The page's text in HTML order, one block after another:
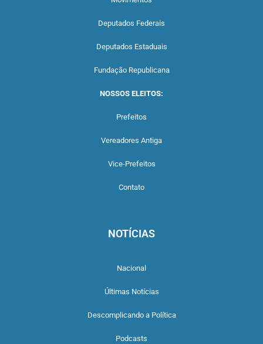
Deputados Federais
Deputados Estaduais
Fundação Republicana
NOSSOS ELEITOS:
Prefeitos
Vereadores Antiga
Vice-Prefeitos
Contato
NOTÍCIAS
Nacional
Últimas Notícias
Descomplicando a Política
Podcasts